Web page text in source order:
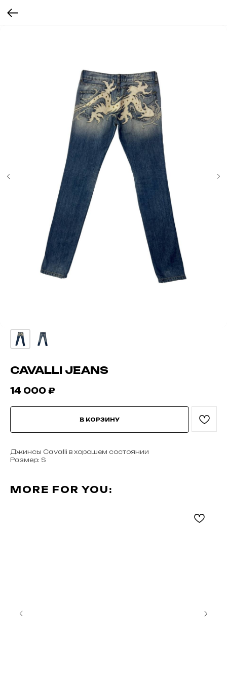
CAVALLI JEANS
14 000 ₽
В КОРЗИНУ
Джинсы Cavalli в хорошем состоянии
Размер: S
MORE FOR YOU: